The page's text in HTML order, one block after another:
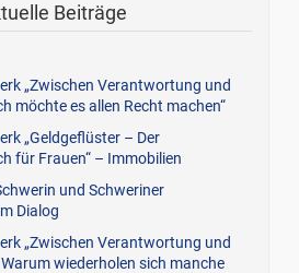
Beiträge
„Zwischen Verantwortung und
möchte es allen Recht machen“
„Geldgeflüster – Der
für Frauen“ – Immobilien
und Schweriner
Dialog
„Zwischen Verantwortung und
wiederholen sich manche